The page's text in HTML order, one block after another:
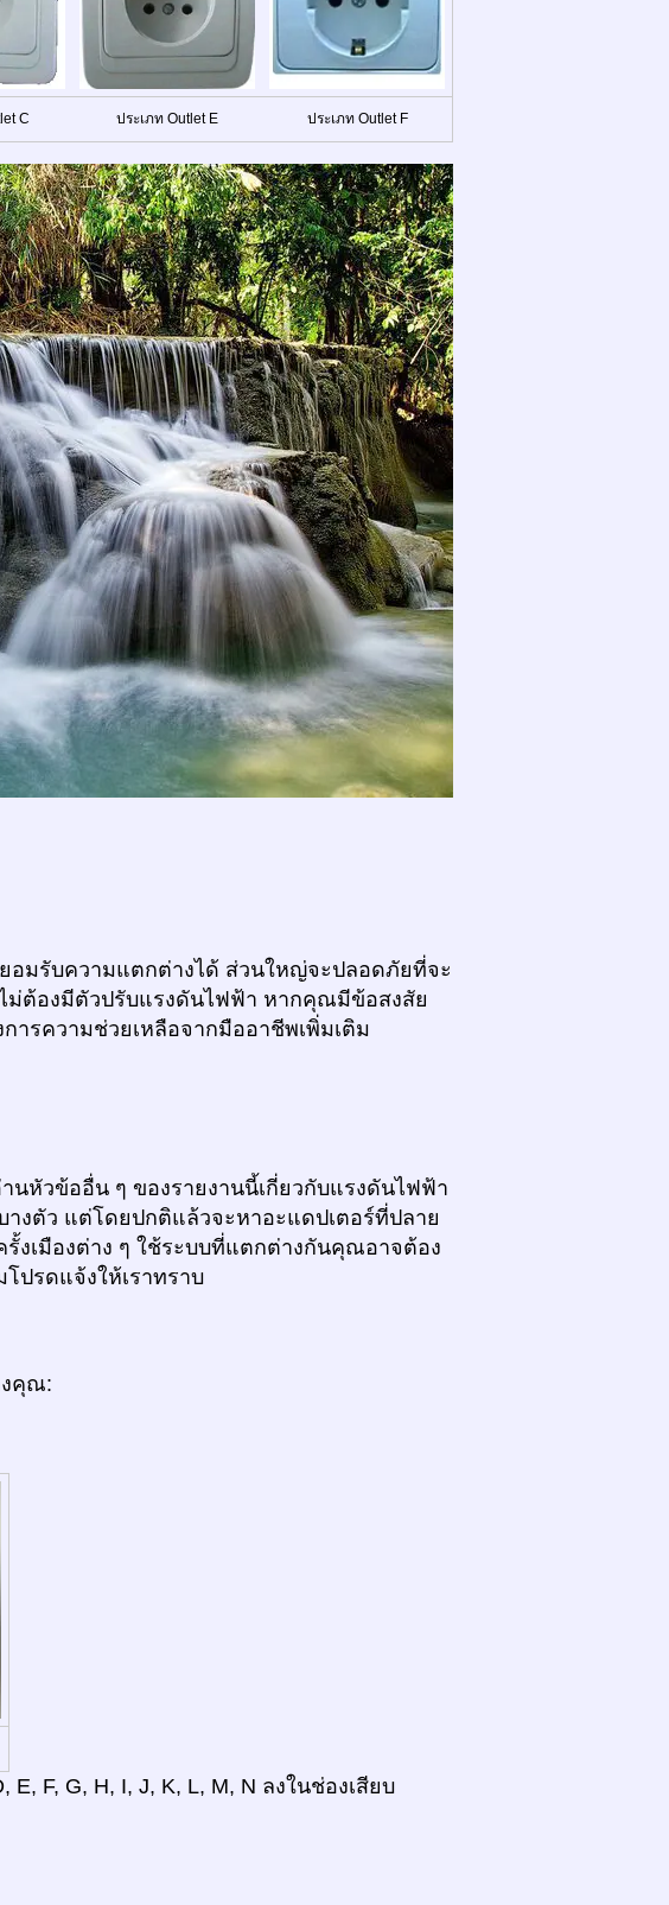
C ประเภท Outlet E ประเภท Outlet F
มรับความแตกต่างได้ ส่วนใหญ่จะปลอดภัยที่จะ
ม่ต้องมีตัวปรับแรงดันไฟฟ้า หากคุณมีข้อสงสัย
รความช่วยเหลือจากมืออาชีพเพิ่มเติม
หัวข้ออื่น ๆ ของรายงานนี้เกี่ยวกับแรงดันไฟฟ้า
งตัว แต่โดยปกติแล้วจะหาอะแดปเตอร์ที่ปลาย
งเมืองต่าง ๆ ใช้ระบบที่แตกต่างกันคุณอาจต้อง
ปรดแจ้งให้เราทราบ
งคุณ:
F, G, H, I, J, K, L, M, N ลงในช่องเสียบ